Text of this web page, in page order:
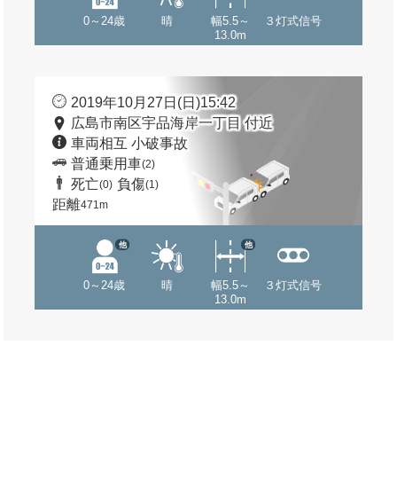
0～24歳 晴
幅5.5～
13.0m
３灯式信号
2019年10月27日(日)15:42
広島市南区宇品海岸一丁目 付近
車両相互 小破事故
普通乗用車(2)
死亡(0) 負傷(1)
距離471m
0～24歳
他
晴
幅5.5～
13.0m
他
３灯式信号